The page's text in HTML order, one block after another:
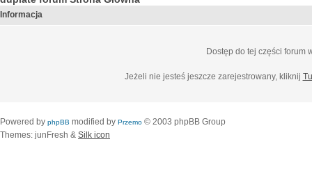
Informacja
Dostęp do tej części forum
Jeżeli nie jesteś jeszcze zarejestrowany, kliknij
Powered by phpBB modified by Przemo © 2003 phpBB Group
Themes: junFresh & Silk icon